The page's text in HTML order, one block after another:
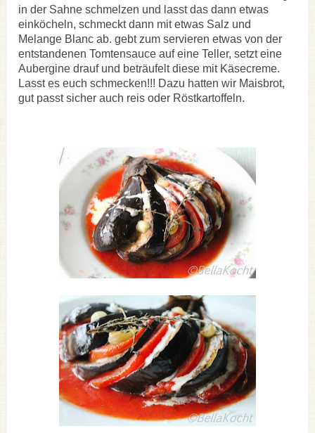
in der Sahne schmelzen und lasst das dann etwas
einköcheln, schmeckt dann mit etwas Salz und
Melange Blanc ab. gebt zum servieren etwas von der
entstandenen Tomtensauce auf eine Teller, setzt eine
Aubergine drauf und beträufelt diese mit Käsecreme.
Lasst es euch schmecken!!! Dazu hatten wir Maisbrot,
gut passt sicher auch reis oder Röstkartoffeln.